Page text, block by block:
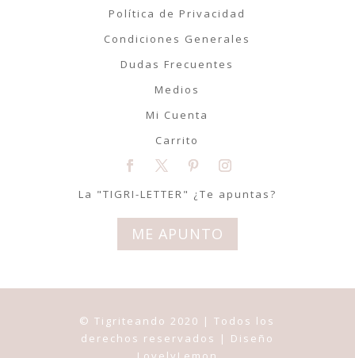
Política de Privacidad
Condiciones Generales
Dudas Frecuentes
Medios
Mi Cuenta
Carrito
La "TIGRI-LETTER" ¿Te apuntas?
ME APUNTO
© Tigriteando 2020 | Todos los
derechos reservados | Diseño